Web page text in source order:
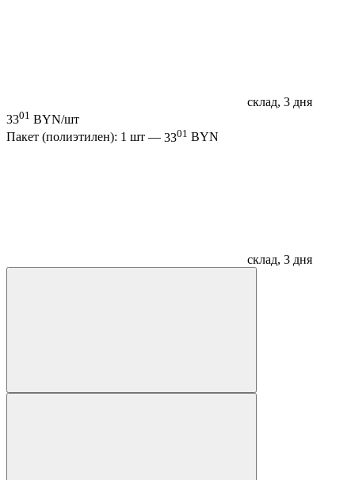
склад, 3 дня
3301 BYN/шт
Пакет (полиэтилен): 1 шт — 3301 BYN
склад, 3 дня